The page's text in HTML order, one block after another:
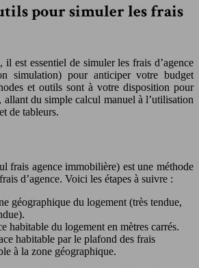
pour simuler les frais
est essentiel de simuler les frais d’agence
simulation) pour anticiper votre budget
et outils sont à votre disposition pour
allant du simple calcul manuel à l’utilisation
de tableurs.
frais agence immobilière) est une méthode
d’agence. Voici les étapes à suivre :
géographique du logement (très tendue,
habitable du logement en mètres carrés.
habitable par le plafond des frais
à la zone géographique.